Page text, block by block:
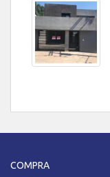
COMPRA